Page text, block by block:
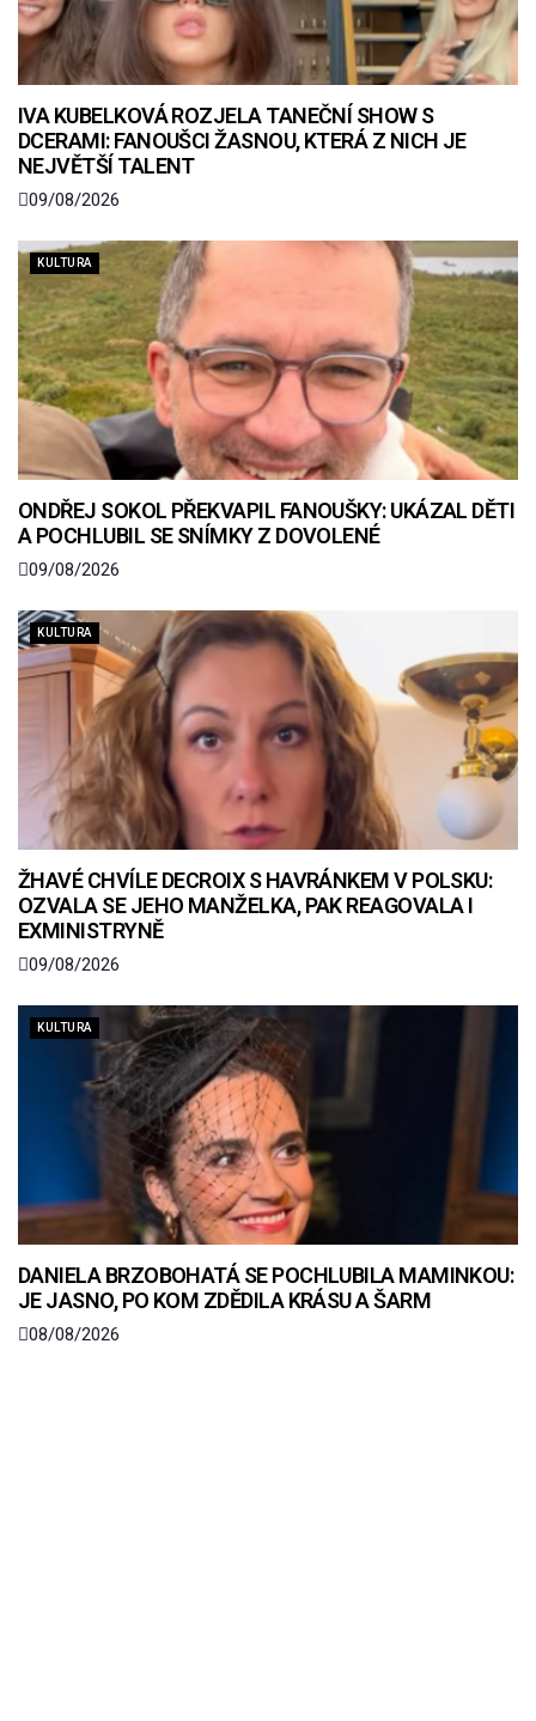
IVA KUBELKOVÁ ROZJELA TANEČNÍ SHOW S
DCERAMI: FANOUŠCI ŽASNOU, KTERÁ Z NICH JE
NEJVĚTŠÍ TALENT
09/08/2026
KULTURA
ONDŘEJ SOKOL PŘEKVAPIL FANOUŠKY: UKÁZAL DĚTI
A POCHLUBIL SE SNÍMKY Z DOVOLENÉ
09/08/2026
KULTURA
ŽHAVÉ CHVÍLE DECROIX S HAVRÁNKEM V POLSKU:
OZVALA SE JEHO MANŽELKA, PAK REAGOVALA I
EXMINISTRYNĚ
09/08/2026
KULTURA
DANIELA BRZOBOHATÁ SE POCHLUBILA MAMINKOU:
JE JASNO, PO KOM ZDĚDILA KRÁSU A ŠARM
08/08/2026